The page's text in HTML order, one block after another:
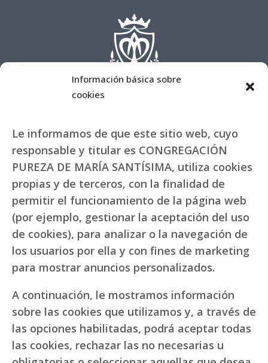
Información básica sobre
cookies
Le informamos de que este sitio web, cuyo
responsable y titular es CONGREGACIÓN
PUREZA DE MARÍA SANTÍSIMA, utiliza cookies
propias y de terceros, con la finalidad de
permitir el funcionamiento de la página web
(por ejemplo, gestionar la aceptación del uso
de cookies), para analizar o la navegación de
los usuarios por ella y con fines de marketing
para mostrar anuncios personalizados.
A continuación, le mostramos información
sobre las cookies que utilizamos y, a través de
las opciones habilitadas, podrá aceptar todas
las cookies, rechazar las no necesarias u